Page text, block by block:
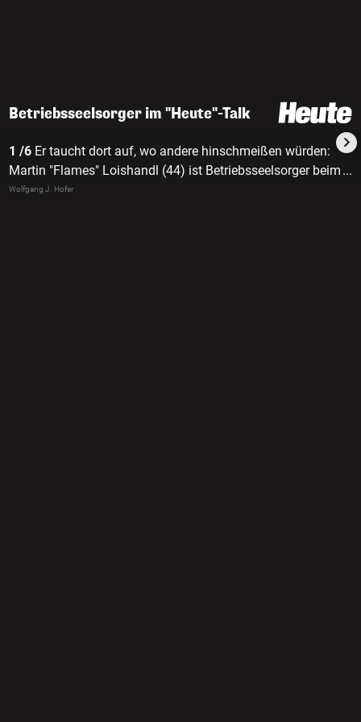
Betriebsseelsorger im "Heute"-Talk
1 /6 Er taucht dort auf, wo andere hinschmeißen würden:
Martin "Flames" Loishandl (44) ist Betriebsseelsorger beim
"Treffpunkt mensch & arbeit" Linz-Mitte.
...
Wolfgang J. Hofer